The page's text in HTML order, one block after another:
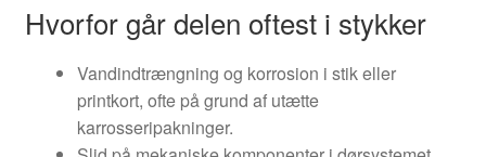
Hvorfor går delen oftest i stykker
Vandindtrængning og korrosion i stik eller
printkort, ofte på grund af utætte
karrosseripakninger.